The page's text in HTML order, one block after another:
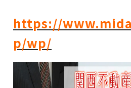
https://
p/wp/